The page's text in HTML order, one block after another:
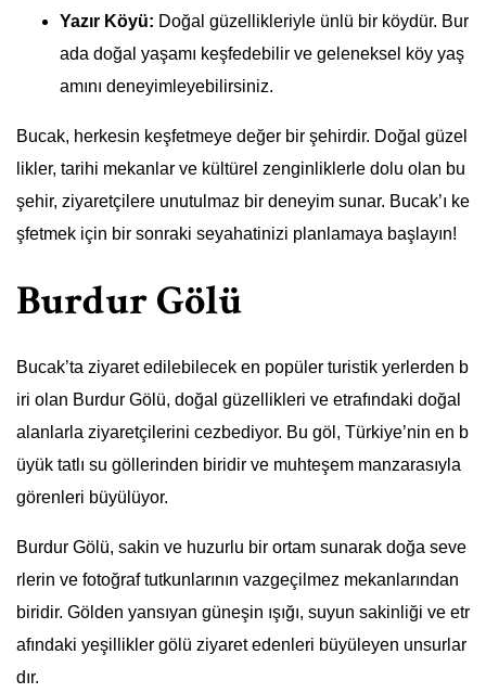
Yazır Köyü: Doğal güzellikleriyle ünlü bir köydür. Bur
ada doğal yaşamı keşfedebilir ve geleneksel köy yaş
amını deneyimleyebilirsiniz.
Bucak, herkesin keşfetmeye değer bir şehirdir. Doğal güzel
likler, tarihi mekanlar ve kültürel zenginliklerle dolu olan bu
şehir, ziyaretçilere unutulmaz bir deneyim sunar. Bucak’ı ke
şfetmek için bir sonraki seyahatinizi planlamaya başlayın!
Burdur Gölü
Bucak’ta ziyaret edilebilecek en popüler turistik yerlerden b
iri olan Burdur Gölü, doğal güzellikleri ve etrafındaki doğal
alanlarla ziyaretçilerini cezbediyor. Bu göl, Türkiye’nin en b
üyük tatlı su göllerinden biridir ve muhteşem manzarasıyla
görenleri büyülüyor.
Burdur Gölü, sakin ve huzurlu bir ortam sunarak doğa seve
rlerin ve fotoğraf tutkunlarının vazgeçilmez mekanlarından
biridir. Gölden yansıyan güneşin ışığı, suyun sakinliği ve etr
afındaki yeşillikler gölü ziyaret edenleri büyüleyen unsurlar
dır.